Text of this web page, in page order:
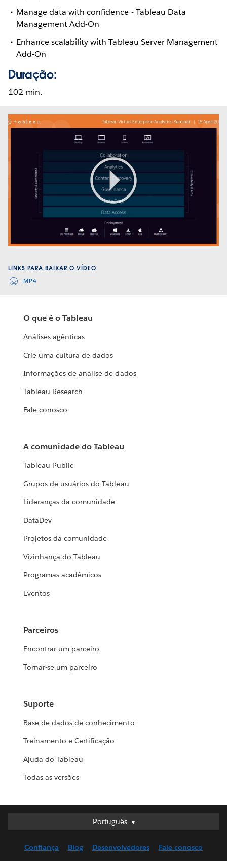
Manage data with confidence - Tableau Data
Management Add-On
Enhance scalability with Tableau Server Management
Add-On
Duração:
102 min.
Play
Video
LINKS PARA BAIXAR O VÍDEO
MP4
O que é o Tableau
Análises agênticas
Crie uma cultura de dados
Informações de análise de dados
Tableau Research
Fale conosco
A comunidade do Tableau
Tableau Public
Grupos de usuários do Tableau
Lideranças da comunidade
DataDev
Projetos da comunidade
Vizinhança do Tableau
Programas acadêmicos
Eventos
Parceiros
Encontrar um parceiro
Tornar-se um parceiro
Suporte
Base de dados de conhecimento
Treinamento e Certificação
Ajuda do Tableau
Todas as versões
Português
Português
English (UK)
Confiança Blog Desenvolvedores Fale conosco